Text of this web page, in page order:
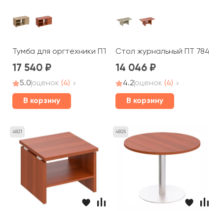
Тумба для оргтехники ПТ 262 Patriot
17 540
5.0оценок (4)
В корзину
Стол журнальный ПТ 784
14 046
4.2оценок (4)
В корзину
4821 4825